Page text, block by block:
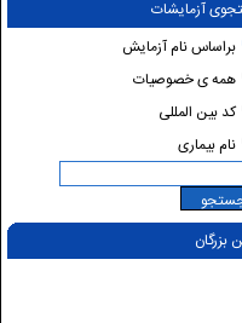
آزمایشات
براساس نام آزمایش
همه ی خصوصیات
کد بین المللی
نام بیماری